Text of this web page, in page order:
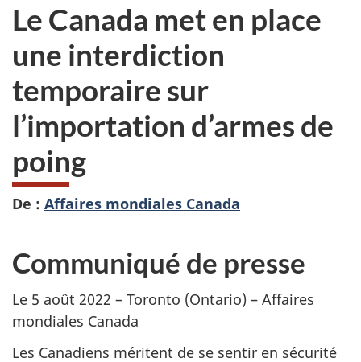
ici :
Le Canada met en place
une interdiction
temporaire sur
l’importation d’armes de
poing
De : Affaires mondiales Canada
Communiqué de presse
Le 5 août 2022 – Toronto (Ontario) – Affaires
mondiales Canada
Les Canadiens méritent de se sentir en sécurité